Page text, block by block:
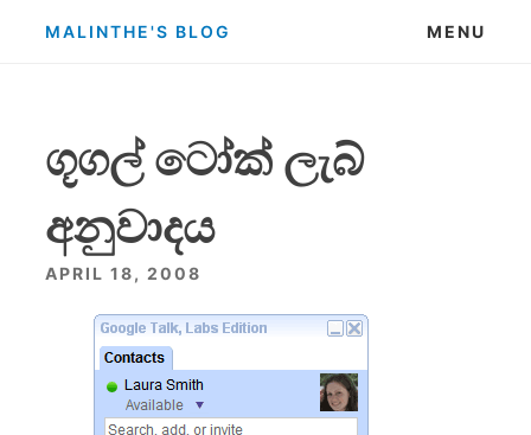
MALINTHE'S BLOG MENU
ගූගල් ටෝක් ලැබ්
අනුවාදය
APRIL 18, 2008